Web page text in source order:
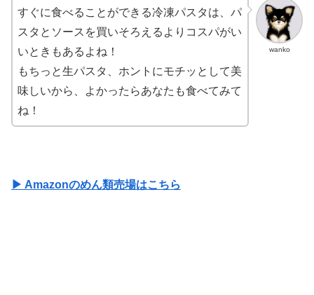
wanko
すぐに食べることができる冷凍パスタは、パ
スタとソースを買いそろえるよりコスパがい
いときもあるよね！
もちっと生パスタ、ホントにモチッとして美
味しいから、よかったらあなたも食べてみて
ね！
▶ Amazonのめん類売場はこちら